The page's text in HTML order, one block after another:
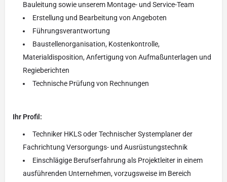
Bauleitung sowie unserem Montage- und Service-Team
Erstellung und Bearbeitung von Angeboten
Führungsverantwortung
Baustellenorganisation, Kostenkontrolle,
Materialdisposition, Anfertigung von Aufmaßunterlagen und
Regieberichten
Technische Prüfung von Rechnungen
Ihr Profil:
Techniker HKLS oder Technischer Systemplaner der
Fachrichtung Versorgungs- und Ausrüstungstechnik
Einschlägige Berufserfahrung als Projektleiter in einem
ausführenden Unternehmen, vorzugsweise im Bereich